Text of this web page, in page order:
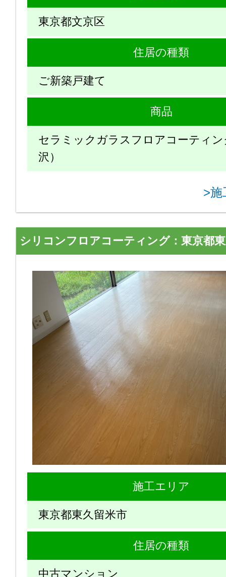
東京都文京区
住居の種類
ご新築戸建て
商品
セラミックガラスフロアコーティン
沢）
>施
シリコンフロアコーティング：東京都
施工エリア
東京都東久留米市
住居の種類
中古マンション